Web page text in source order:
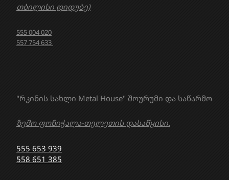
"რკინის სახლი Metal House" შოურუმი და საწარმო
ზემო ფონიჭალა-თელეთის დასაწყისი.
555 653 939
558 651 385
თბილისი დიდუბე)
555 004 020
557 754 633